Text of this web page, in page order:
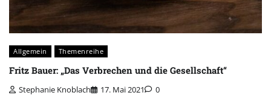
Allgemein Themenreihe
Fritz Bauer: „Das Verbrechen und die Gesellschaft“
Stephanie Knoblach 17. Mai 2021 0